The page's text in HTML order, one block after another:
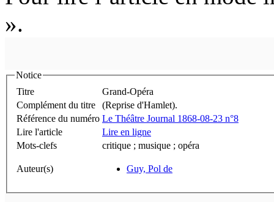
».
Notice
Titre
Grand-Opéra
Complément du titre
(Reprise d'Hamlet).
Référence du numéro Le Théâtre Journal 1868-08-23 n°8
Lire l'article
Lire en ligne
Mots-clefs
critique ; musique ; opéra
Auteur(s) Guy, Pol de